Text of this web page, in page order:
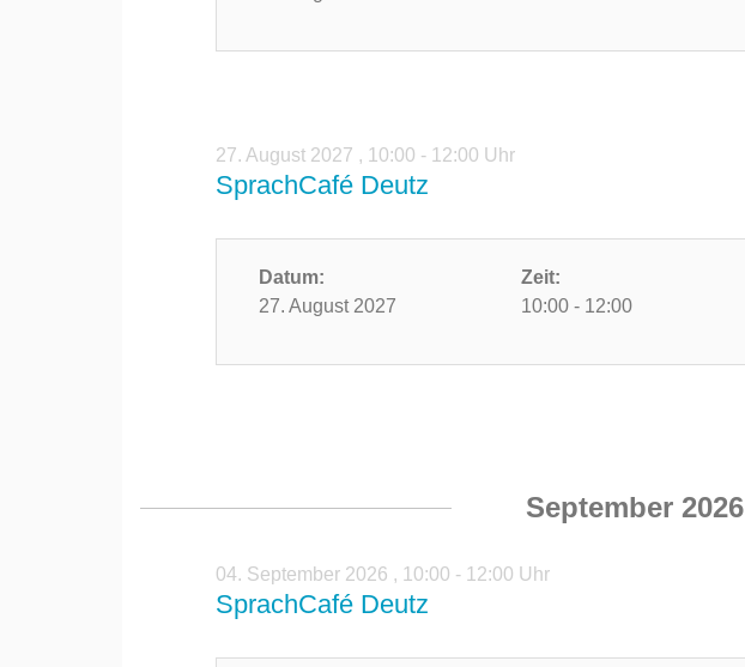
27. August 2027 , 10:00 - 12:00 Uhr
SprachCafé Deutz
Datum:
27. August 2027
Zeit:
10:00 - 12:00
September 2026
04. September 2026 , 10:00 - 12:00 Uhr
SprachCafé Deutz